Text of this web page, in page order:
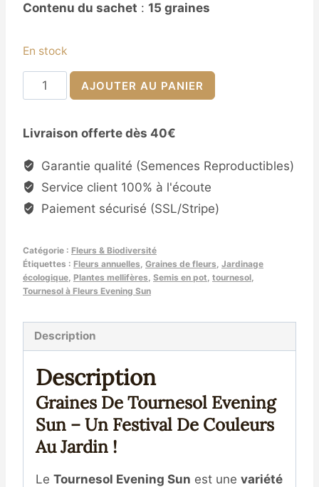
Contenu du sachet : 15 graines
En stock
quantité
de
de
Tournesol
Evening
Sun
–
Rouge
&
Jaune
Jardin
Mellifère
AJOUTER AU PANIER
Livraison offerte dès 40€
Garantie qualité (Semences Reproductibles)
Service client 100% à l'écoute
Paiement sécurisé (SSL/Stripe)
Catégorie : Fleurs & Biodiversité
Étiquettes : Fleurs annuelles Graines de fleurs Jardinage
écologique Plantes mellifères Semis en pot tournesol
Tournesol à Fleurs Evening Sun
Description
Description
Graines De Tournesol Evening
Sun – Un Festival De Couleurs
Au Jardin !
Le Tournesol Evening Sun est une variété